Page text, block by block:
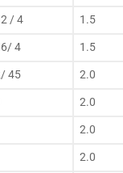
/ 4 1.5
4 1.5
45 2.0
2.0
2.0
2.0